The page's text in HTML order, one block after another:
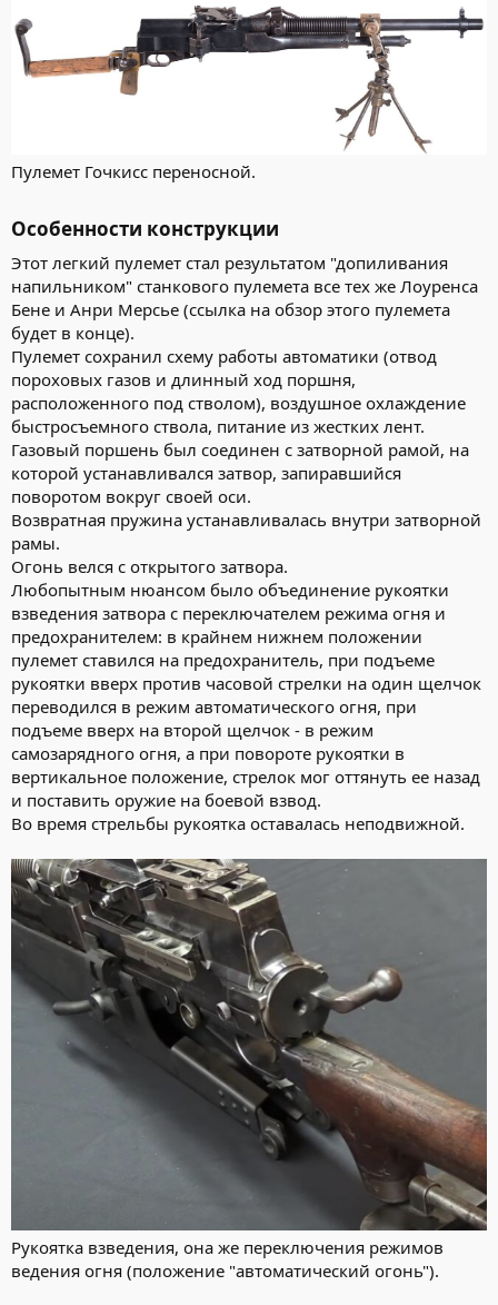
Пулемет Гочкисс переносной.
Особенности конструкции​
Этот легкий пулемет стал результатом "допиливания
напильником" станкового пулемета все тех же Лоуренса
Бене и Анри Мерсье (ссылка на обзор этого пулемета
будет в конце).
Пулемет сохранил схему работы автоматики (отвод
пороховых газов и длинный ход поршня,
расположенного под стволом), воздушное охлаждение
быстросъемного ствола, питание из жестких лент.
Газовый поршень был соединен с затворной рамой, на
которой устанавливался затвор, запиравшийся
поворотом вокруг своей оси.
Возвратная пружина устанавливалась внутри затворной
рамы.
Огонь велся с открытого затвора.
Любопытным нюансом было объединение рукоятки
взведения затвора с переключателем режима огня и
предохранителем: в крайнем нижнем положении
пулемет ставился на предохранитель, при подъеме
рукоятки вверх против часовой стрелки на один щелчок
переводился в режим автоматического огня, при
подъеме вверх на второй щелчок - в режим
самозарядного огня, а при повороте рукоятки в
вертикальное положение, стрелок мог оттянуть ее назад
и поставить оружие на боевой взвод.
Во время стрельбы рукоятка оставалась неподвижной.
Рукоятка взведения, она же переключения режимов
ведения огня (положение "автоматический огонь").